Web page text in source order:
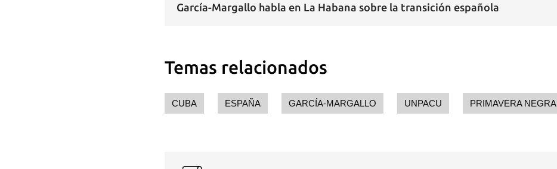
García-Margallo habla en La Habana sobre la transición española
Temas relacionados
CUBA ESPAÑA GARCÍA-MARGALLO UNPACU PRIMAVERA NEGRA